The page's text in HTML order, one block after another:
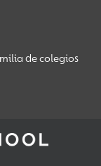
de colegios